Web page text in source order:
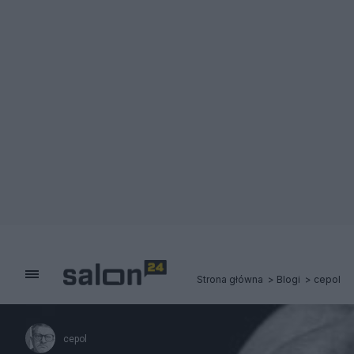
Strona główna Blogi cepol
cepol